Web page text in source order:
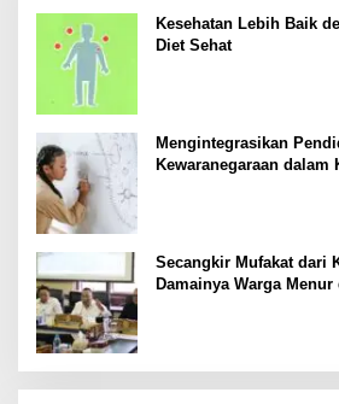
Kesehatan Lebih Baik
Diet Sehat
Mengintegrasikan
Kewaranegaraan
Secangkir Mufakat dari
Damainya Warga